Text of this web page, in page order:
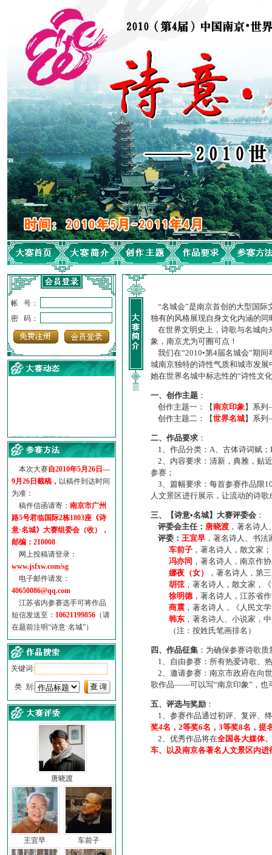
帐 号：
密 码：
·【诗意·名城】地铁展示作...
诗意名城·地铁时间
地铁完美呈现【诗意·名城...
参赛作品多达5000多首
“诗意·名城”晒诗会
特别通知--致广大诗词爱好...
本次大赛自2010年5月26日—
9月26日截稿， 以稿件到达时间
为准：
稿件信函请寄： 南京市广州
路5号君临国际2栋1803座《诗
意·名城》大赛组委会（收），
邮编：210008
网上投稿请登录：
www.jsfxw.com/sg
电子邮件请发：
40650086@qq.com
江苏省内参赛选手可将作品
短信发送至： 10621199856 （请
在题前注明“诗意·名城”）
关键词:
类 别:
唐晓渡
王宜早 车前子
“名城会”是南京首创的大型国际
独有的风格展现自身文化内涵的
在世界文明史上，诗歌与名城向
象，南京尤为可圈可点！
我们在“2010•第4届名城会”期
城南京独特的诗性气质和城市发
她在世界名城中标志性的“诗性文
一、创作主题 ：
创作主题一：【南京印象】系
创作主题二：【世界名城】系
二、作品要求 ：
1、作品分类：A、古体诗词赋；
2、内容要求：清新，典雅，贴
参赛；
3、篇幅要求：每首参赛作品限
人文景区进行展示，让流动的诗
三、【诗意•名城】大赛评委会 ：
评委会主任： 唐晓渡 ，著名诗
评委： 王宜早 ，著名诗人、书
车前子 ，著名诗人，散文家；
冯亦同 ，著名诗人，南京作
娜夜（女）
，著名诗人，第
胡弦，著名诗人，散文家，
徐明德，著名诗人，江苏省
商震 ，著名诗人，《人民文
韩东 ，著名诗人、小说家，
（注：按姓氏笔画排名）
四、作品征集 ：为确保参赛诗歌
1、自由参赛：所有热爱诗歌、
2、邀请参赛：南京市政府在向
歌作品——可以写“南京印象”，也
五、评选与奖励 ：
1、参赛作品通过初评、复评、
奖4名，2等奖6名，3等奖8名，提
2、优秀作品将在全国各大媒体
车、以及南京各著名人文景区内进